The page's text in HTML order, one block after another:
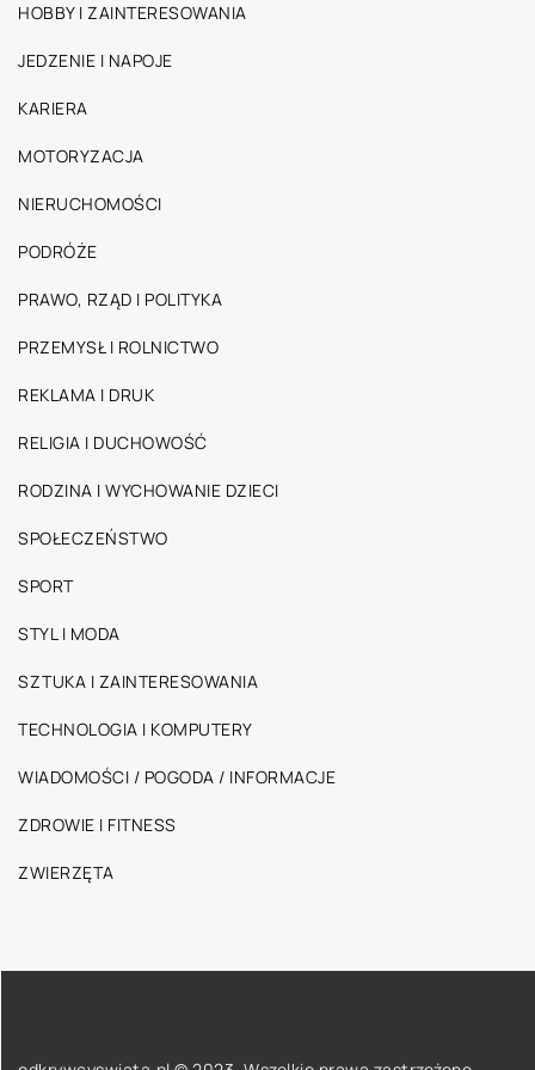
HOBBY I ZAINTERESOWANIA
JEDZENIE I NAPOJE
KARIERA
MOTORYZACJA
NIERUCHOMOŚCI
PODRÓŻE
PRAWO, RZĄD I POLITYKA
PRZEMYSŁ I ROLNICTWO
REKLAMA I DRUK
RELIGIA I DUCHOWOŚĆ
RODZINA I WYCHOWANIE DZIECI
SPOŁECZEŃSTWO
SPORT
STYL I MODA
SZTUKA I ZAINTERESOWANIA
TECHNOLOGIA I KOMPUTERY
WIADOMOŚCI / POGODA / INFORMACJE
ZDROWIE I FITNESS
ZWIERZĘTA